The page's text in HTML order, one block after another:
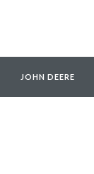
JOHN DEERE